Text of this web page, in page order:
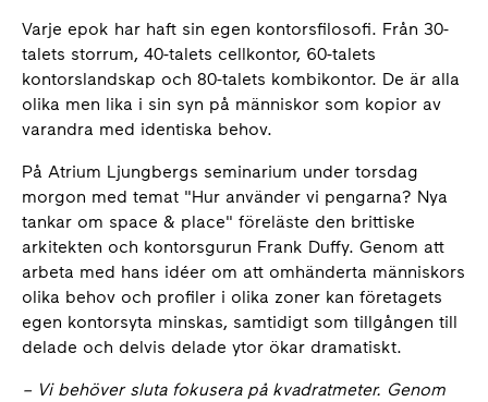
Varje epok har haft sin egen kontorsfilosofi. Från 30-
talets storrum, 40-talets cellkontor, 60-talets
kontorslandskap och 80-talets kombikontor. De är alla
olika men lika i sin syn på människor som kopior av
varandra med identiska behov.
På Atrium Ljungbergs seminarium under torsdag
morgon med temat "Hur använder vi pengarna? Nya
tankar om space & place" föreläste den brittiske
arkitekten och kontorsgurun Frank Duffy. Genom att
arbeta med hans idéer om att omhänderta människors
olika behov och profiler i olika zoner kan företagets
egen kontorsyta minskas, samtidigt som tillgången till
delade och delvis delade ytor ökar dramatiskt.
– Vi behöver sluta fokusera på kvadratmeter. Genom